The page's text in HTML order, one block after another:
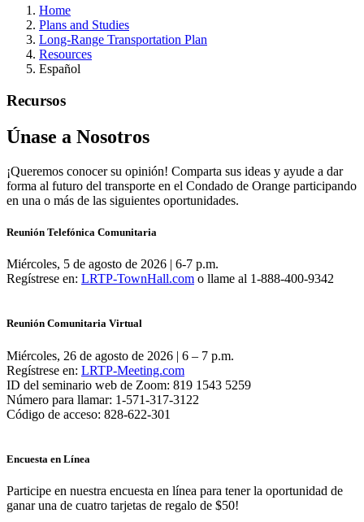
Home
Plans and Studies
Long-Range Transportation Plan
Resources
Español
Recursos
Únase a Nosotros
¡Queremos conocer su opinión! Comparta sus ideas y ayude a dar
forma al futuro del transporte en el Condado de Orange participando
en una o más de las siguientes oportunidades.
Reunión Telefónica Comunitaria
Miércoles, 5 de agosto de 2026 | 6-7 p.m.
Regístrese en: LRTP-TownHall.com o llame al 1-888-400-9342
Reunión Comunitaria Virtual
Miércoles, 26 de agosto de 2026 | 6 – 7 p.m.
Regístrese en: LRTP-Meeting.com
ID del seminario web de Zoom: 819 1543 5259
Número para llamar: 1-571-317-3122
Código de acceso: 828-622-301
Encuesta en Línea
Participe en nuestra encuesta en línea para tener la oportunidad de
ganar una de cuatro tarjetas de regalo de $50!